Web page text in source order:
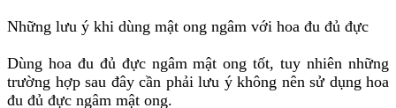
Những lưu ý khi dùng mật ong ngâm với hoa đu đủ đực
Dùng hoa đu đủ đực ngâm mật ong tốt, tuy nhiên những
trường hợp sau đây cần phải lưu ý không nên sử dụng hoa
đu đủ đực ngâm mật ong.